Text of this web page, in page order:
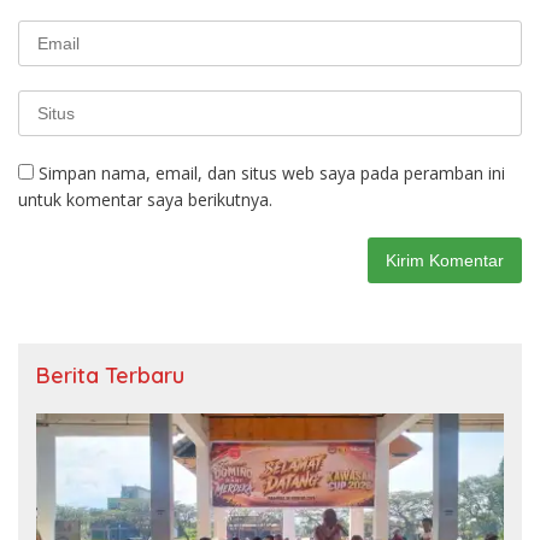
Simpan nama, email, dan situs web saya pada peramban ini
untuk komentar saya berikutnya.
Berita Terbaru